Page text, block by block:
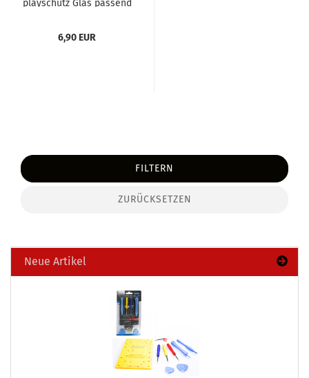
play­schutz Glas pas­send
6,90 EUR
FILTERN
ZURÜCKSETZEN
Neue Artikel